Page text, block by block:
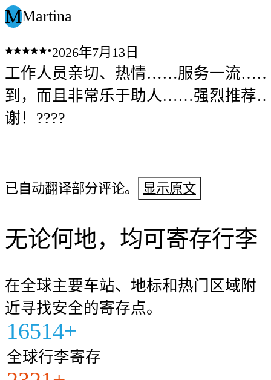
MMartina
•2026年7月13日
工作人员亲切、热情……服务一流
到，而且非常乐于助人……强烈推荐
谢！????
已自动翻译部分评论。 显示原文
无论何地，均可寄存行李
在全球主要车站、地标和热门区域附
近寻找安全的寄存点。
16514+
全球行李寄存